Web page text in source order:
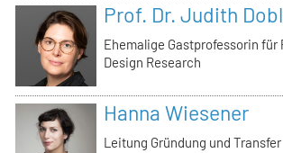
Prof. Dr. Judith
Ehemalige Gastprofessorin für
Design Research
Hanna Wiesener
Leitung Gründung und Transfer